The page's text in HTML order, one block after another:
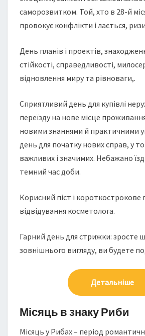
саморозвитком. Той, хто в 28-й
провокує конфлікти і лається,
День планів і проектів,
стійкості, справедливості,
відновлення миру та рівноваги,.
Сприятливий день для купівлі
переїзду на нове місце
новими знаннями й практичними
день для початку нових справ, у
важливих і значимих. Небажано
темний час доби.
Корисний піст і короткострокове
відвідування косметолога.
Гарний день для стрижки: зросте
зовнішнього вигляду, ви будете
Детальніше
Місяць в знаку Риби
Місяць у Рибах – період